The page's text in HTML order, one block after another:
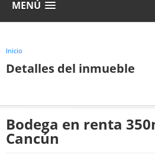
MENÚ
Inicio
Detalles del inmueble
Bodega en renta
Cancún